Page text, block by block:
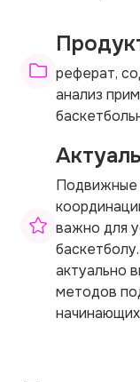
реферат,
анализ
Подвижные
важно для
актуально
методов